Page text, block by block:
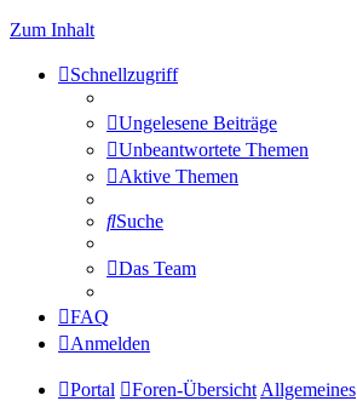
Zum Inhalt
Schnellzugriff
Ungelesene Beiträge
Unbeantwortete Themen
Aktive Themen
Suche
Das Team
FAQ
Anmelden
Portal Foren-Übersicht Allgemeines